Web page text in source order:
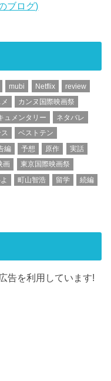
ブログ)
mubi Netflix
review
カンヌ国際映画祭
ュメンタリー
ネタバレ
ベストテン
編 予想 原作
実話
画
東京国際映画祭
町山智浩 留学
続編
告を利用しています!